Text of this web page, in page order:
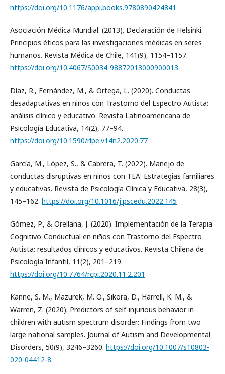
https://doi.org/10.1176/appi.books.9780890424841
Asociación Médica Mundial. (2013). Declaración de Helsinki:
Principios éticos para las investigaciones médicas en seres
humanos. Revista Médica de Chile, 141(9), 1154–1157.
https://doi.org/10.4067/S0034-98872013000900013
Díaz, R., Fernández, M., & Ortega, L. (2020). Conductas
desadaptativas en niños con Trastorno del Espectro Autista:
análisis clínico y educativo. Revista Latinoamericana de
Psicología Educativa, 14(2), 77–94.
https://doi.org/10.1590/rlpe.v14n2.2020.77
García, M., López, S., & Cabrera, T. (2022). Manejo de
conductas disruptivas en niños con TEA: Estrategias familiares
y educativas. Revista de Psicología Clínica y Educativa, 28(3),
145–162. https://doi.org/10.1016/j.pscedu.2022.145
Gómez, P., & Orellana, J. (2020). Implementación de la Terapia
Cognitivo-Conductual en niños con Trastorno del Espectro
Autista: resultados clínicos y educativos. Revista Chilena de
Psicología Infantil, 11(2), 201–219.
https://doi.org/10.7764/rcpi.2020.11.2.201
Kanne, S. M., Mazurek, M. O., Sikora, D., Harrell, K. M., &
Warren, Z. (2020). Predictors of self-injurious behavior in
children with autism spectrum disorder: Findings from two
large national samples. Journal of Autism and Developmental
Disorders, 50(9), 3246–3260. https://doi.org/10.1007/s10803-
020-04412-8